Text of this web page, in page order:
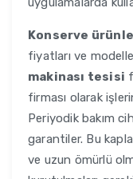
Konserve
fiyatları ve
makinası tesisi
firması olarak
Periyodik bakım
garantiler. Bu
ve uzun ömürlü